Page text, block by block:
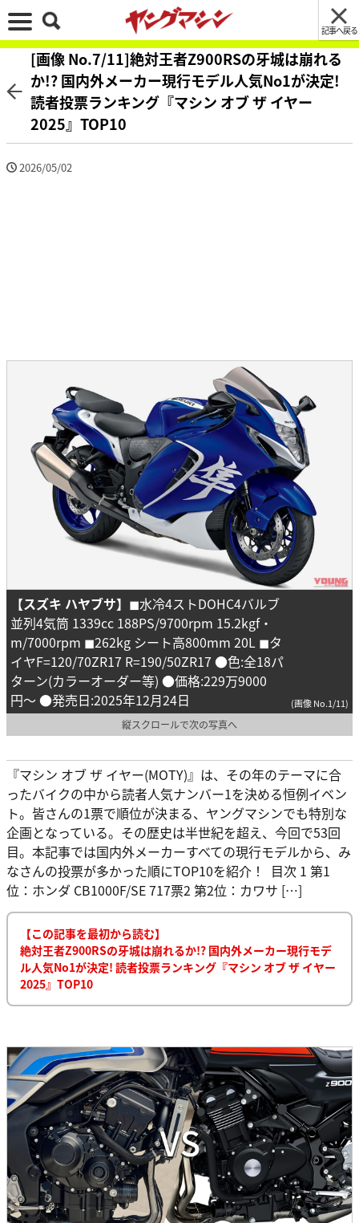
記事へ戻る
[画像 No.7/11]絶対王者Z900RSの牙城は崩れる
か!? 国内外メーカー現行モデル人気No1が決定!
読者投票ランキング『マシン オブ ザ イヤー
2025』TOP10
2026/05/02
【スズキ ハヤブサ】 ◼︎水冷4ストDOHC4バルブ
並列4気筒 1339cc 188PS/9700rpm 15.2kgf・
m/7000rpm ◼︎262kg シート高800mm 20L ◼︎タ
イヤF=120/70ZR17 R=190/50ZR17 ●色:全18パ
ターン(カラーオーダー等) ●価格:229万9000
円〜 ●発売日:2025年12月24日
(画像 No.1/11)
縦スクロールで次の写真へ
『マシン オブ ザ イヤー(MOTY)』は、その年のテーマに合
ったバイクの中から読者人気ナンバー1を決める恒例イベン
ト。皆さんの1票で順位が決まる、ヤングマシンでも特別な
企画となっている。その歴史は半世紀を超え、今回で53回
目。本記事では国内外メーカーすべての現行モデルから、み
なさんの投票が多かった順にTOP10を紹介！ 目次 1 第1
位：ホンダ CB1000F/SE 717票2 第2位：カワサ […]
【この記事を最初から読む】
絶対王者Z900RSの牙城は崩れるか!? 国内外メーカー現行モデ
ル人気No1が決定! 読者投票ランキング『マシン オブ ザ イヤー
2025』TOP10